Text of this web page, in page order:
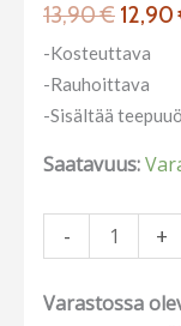
13,90€ 12,90
-Kosteuttava
-Rauhoittava
-Sisältää
Saatavuus:
- +
Varastossa